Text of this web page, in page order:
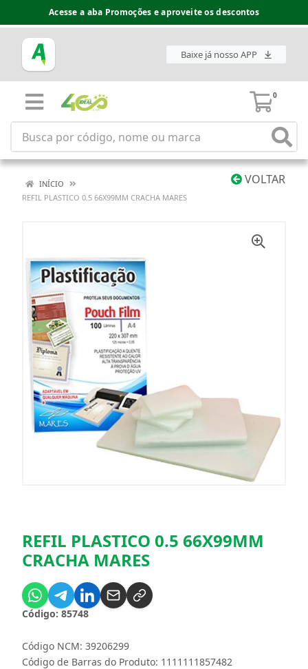
Acesse a aba Promoções e aproveite os descontos
Baixe já nosso APP
0
VOLTAR
INÍCIO
REFIL PLASTICO 0.5 66X99MM CRACHA MARES
REFIL PLASTICO 0.5 66X99MM
CRACHA MARES
Código: 85748
Código NCM: 39206299
Código de Barras do Produto: 1111111857482